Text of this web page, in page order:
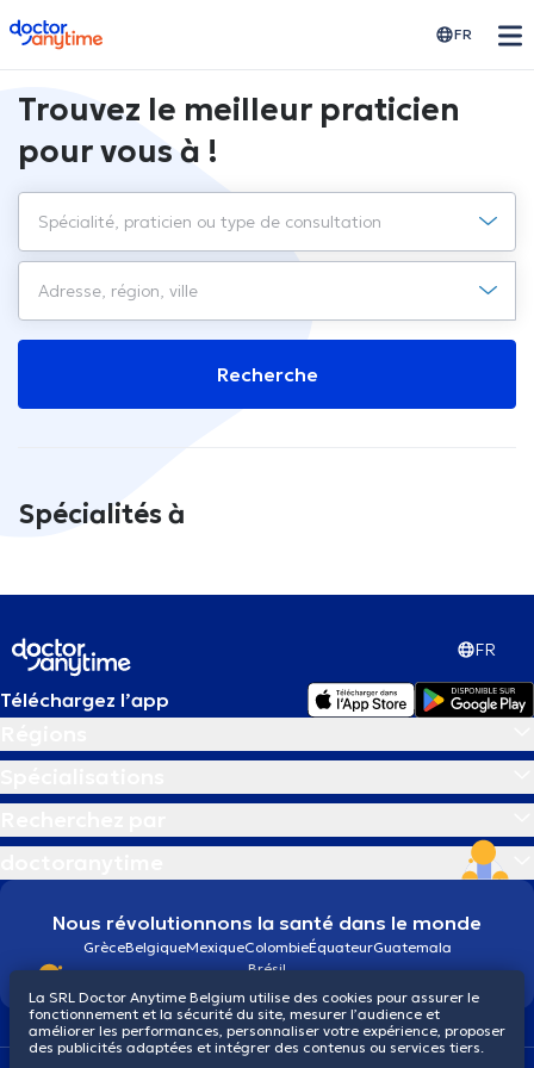
doctoranytime FR
Trouvez le meilleur praticien
pour vous à !
Recherche
Spécialités à
FR
Téléchargez l’app
Nous révolutionnons la santé dans le monde
GrèceBelgiqueMexiqueColombieÉquateurGuatemala
Brésil
La SRL Doctor Anytime Belgium utilise des cookies pour assurer le
fonctionnement et la sécurité du site, mesurer l’audience et
améliorer les performances, personnaliser votre expérience, proposer
des publicités adaptées et intégrer des contenus ou services tiers.